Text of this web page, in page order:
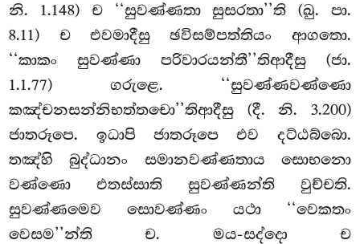
නි. 1.148) ච ‘‘සුවණ්ණතා සුසරතා’’ති (ඛු. පා.
8.11) ච එවමාදීසු ඡවිසම්පත්තියං ආගතො.
‘‘කාකං සුවණ්ණා පරිවාරයන්තී’’තිආදීසු (ජා.
1.1.77) ගරුළෙ. ‘‘සුවණ්ණවණ්ණො
කඤ්චනසන්නිභත්තචො’’තිආදීසු (දී. නි. 3.200)
ජාතරූපෙ. ඉධාපි ජාතරූපෙ එව දට්ඨබ්බො.
තඤ්හි බුද්ධානං සමානවණ්ණතාය සොභනො
වණ්ණො එතස්සාති සුවණ්ණන්ති වුච්චති.
සුවණ්ණමෙවසොවණ්ණං යථා ‘‘වෙකතං
වෙසම’’න්ති ච. මය-සද්දො ච